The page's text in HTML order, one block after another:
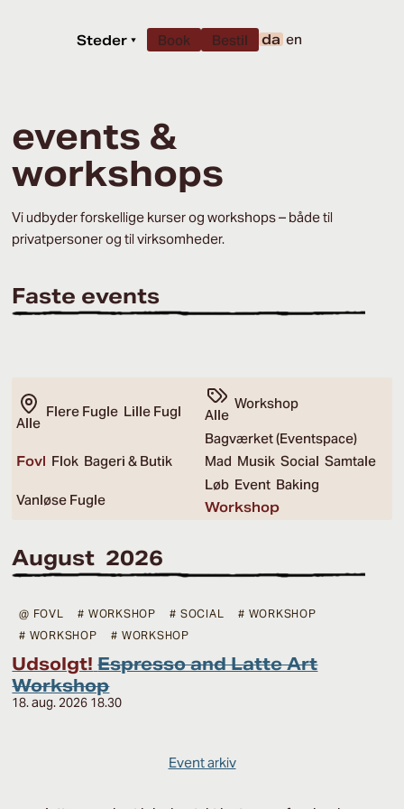
Steder▾ Book Bestil da en
events &
workshops
Vi udbyder forskellige kurser og workshops – både til
privatpersoner og til virksomheder.
Faste events
Alle
Flere Fugle Lille Fugl
Fovl Flok Bageri & Butik
Vanløse Fugle
Alle
Workshop
Bagværket (Eventspace)
Mad Musik Social Samtale
Løb Event Baking
Workshop
August 2026
@ FOVL # WORKSHOP # SOCIAL
# WORKSHOP
# WORKSHOP
# WORKSHOP
Udsolgt! Espresso and Latte Art
Workshop
18. aug. 2026 18.30
Event arkiv